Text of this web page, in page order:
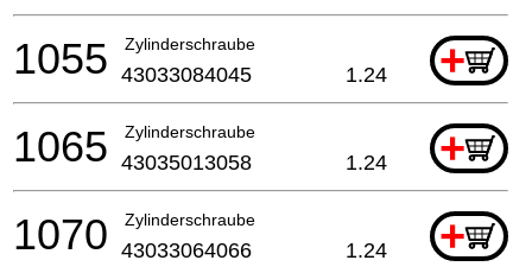
Zylinderschraube +
1055 43033084045 1.24
Zylinderschraube +
1065 43035013058 1.24
Zylinderschraube +
1070 43033064066 1.24